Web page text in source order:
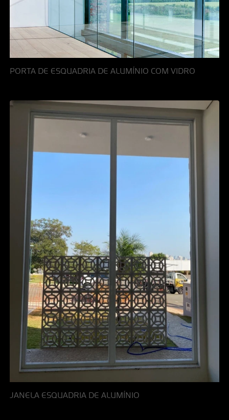
PORTA DE ESQUADRIA DE ALUMÍNIO COM VIDRO
JANELA ESQUADRIA DE ALUMÍNIO